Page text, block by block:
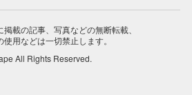
載の記事、写真などの無断転載、
用などは一切禁止します。
All Rights Reserved.